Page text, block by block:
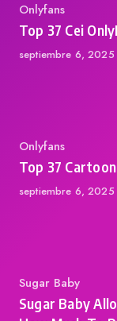
Category
Onlyfans
Top 37 Cei
Published
septiembre 6, 2025
Category
Onlyfans
Top 37
Published
septiembre 6, 2025
Category
Sugar Baby
Sugar Baby